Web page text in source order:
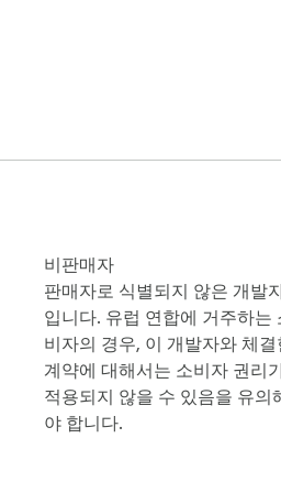
비판매자
판매자로 식별되지 않은 개발
입니다. 유럽 연합에 거주하는
비자의 경우, 이 개발자와 체결
계약에 대해서는 소비자 권리
적용되지 않을 수 있음을 유의
야 합니다.